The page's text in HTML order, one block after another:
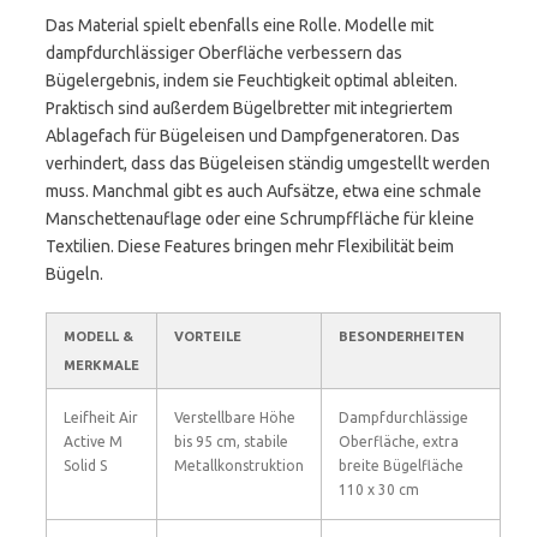
Das Material spielt ebenfalls eine Rolle. Modelle mit
dampfdurchlässiger Oberfläche verbessern das
Bügelergebnis, indem sie Feuchtigkeit optimal ableiten.
Praktisch sind außerdem Bügelbretter mit integriertem
Ablagefach für Bügeleisen und Dampfgeneratoren. Das
verhindert, dass das Bügeleisen ständig umgestellt werden
muss. Manchmal gibt es auch Aufsätze, etwa eine schmale
Manschettenauflage oder eine Schrumpffläche für kleine
Textilien. Diese Features bringen mehr Flexibilität beim
Bügeln.
MODELL &
MERKMALE
VORTEILE BESONDERHEITEN
Leifheit Air
Active M
Solid S
Verstellbare Höhe
bis 95 cm, stabile
Metallkonstruktion
Dampfdurchlässige
Oberfläche, extra
breite Bügelfläche
110 x 30 cm